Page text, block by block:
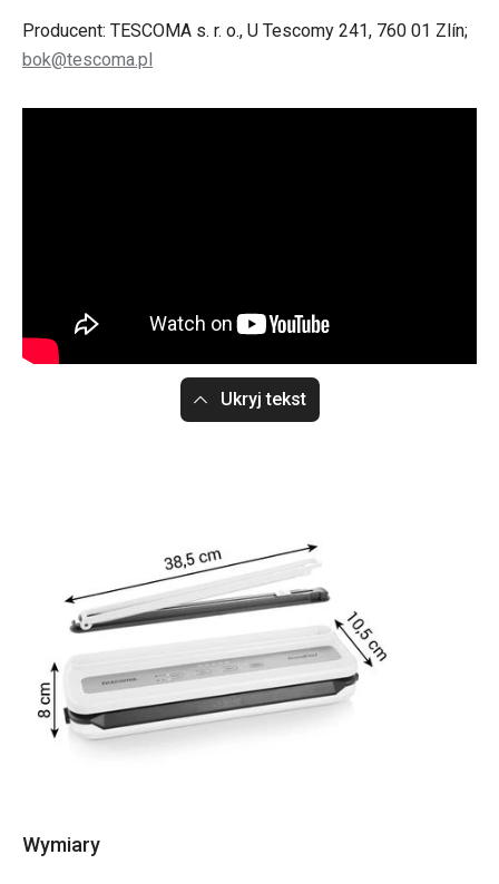
Producent: TESCOMA s. r. o., U Tescomy 241, 760 01 Zlín;
bok@tescoma.pl
Ukryj tekst
Wymiary